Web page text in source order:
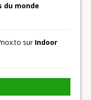
du monde
sur Indoor